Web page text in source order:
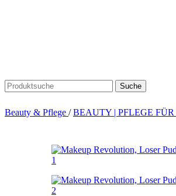
Suche
Beauty & Pflege / BEAUTY | PFLEGE